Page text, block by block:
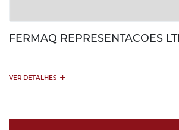
FERMAQ REPRESENTACOES
VER DETALHES +